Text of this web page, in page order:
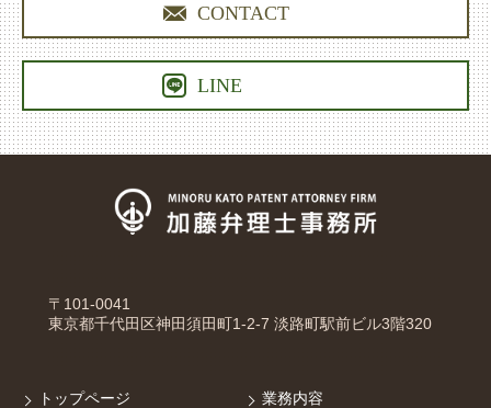
 CONTACT
 LINE
〒101-0041
東京都千代田区神田須田町1-2-7 淡路町駅前ビル3階320
トップページ 業務内容